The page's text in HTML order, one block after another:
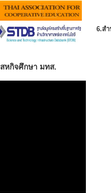
สหกิจศึกษา มทส.
6.ส